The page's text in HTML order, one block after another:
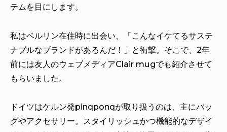
テムを目にします。
私はベルリン在住時に出会い、「こんなイケてるサステ
ナブルなブランドがあるんだ！」と衝撃。そこで、2年
前には友人のウェブメディアClair mugでも紹介させて
もらいました。
ドイツはケルン発pinqponqが取り扱うのは、主にバッ
グやアクセサリー。スタイリッシュかつ機能的なデザイ